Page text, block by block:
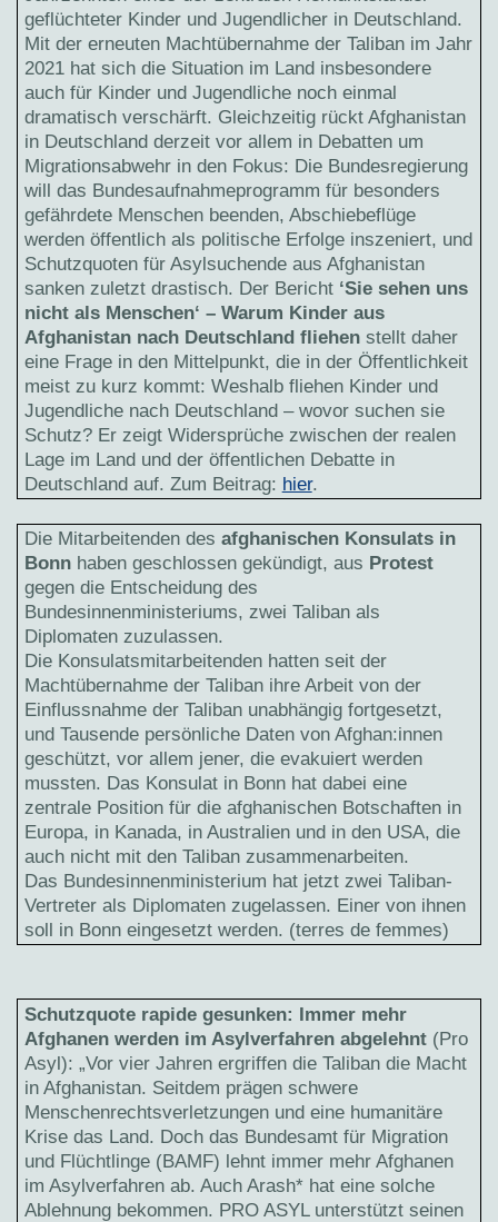
geflüchteter Kinder und Jugendlicher in Deutschland.
Mit der erneuten Machtübernahme der Taliban im Jahr
2021 hat sich die Situation im Land insbesondere
auch für Kinder und Jugendliche noch einmal
dramatisch verschärft. Gleichzeitig rückt Afghanistan
in Deutschland derzeit vor allem in Debatten um
Migrationsabwehr in den Fokus: Die Bundesregierung
will das Bundesaufnahmeprogramm für besonders
gefährdete Menschen beenden, Abschiebeflüge
werden öffentlich als politische Erfolge inszeniert, und
Schutzquoten für Asylsuchende aus Afghanistan
sanken zuletzt drastisch. Der Bericht ‘Sie sehen uns
nicht als Menschen‘ – Warum Kinder aus
Afghanistan nach Deutschland fliehenstellt daher
eine Frage in den Mittelpunkt, die in der Öffentlichkeit
meist zu kurz kommt: Weshalb fliehen Kinder und
Jugendliche nach Deutschland – wovor suchen sie
Schutz? Er zeigt Widersprüche zwischen der realen
Lage im Land und der öffentlichen Debatte in
Deutschland auf. Zum Beitrag: hier.
Die Mitarbeitenden des afghanischen Konsulats in
Bonnhaben geschlossen gekündigt, aus Protest
gegen die Entscheidung des
Bundesinnenministeriums, zwei Taliban als
Diplomaten zuzulassen.
Die Konsulatsmitarbeitenden hatten seit der
Machtübernahme der Taliban ihre Arbeit von der
Einflussnahme der Taliban unabhängig fortgesetzt,
und Tausende persönliche Daten von Afghan:innen
geschützt, vor allem jener, die evakuiert werden
mussten. Das Konsulat in Bonn hat dabei eine
zentrale Position für die afghanischen Botschaften in
Europa, in Kanada, in Australien und in den USA, die
auch nicht mit den Taliban zusammenarbeiten.
Das Bundesinnenministerium hat jetzt zwei Taliban-
Vertreter als Diplomaten zugelassen. Einer von ihnen
soll in Bonn eingesetzt werden. (terres de femmes)
Schutzquote rapide gesunken: Immer mehr
Afghanen werden im Asylverfahren abgelehnt (Pro
Asyl): „Vor vier Jahren ergriffen die Taliban die Macht
in Afghanistan. Seitdem prägen schwere
Menschenrechtsverletzungen und eine humanitäre
Krise das Land. Doch das Bundesamt für Migration
und Flüchtlinge (BAMF) lehnt immer mehr Afghanen
im Asylverfahren ab. Auch Arash* hat eine solche
Ablehnung bekommen. PRO ASYL unterstützt seinen